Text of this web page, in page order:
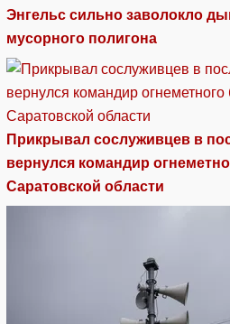
Энгельс сильно заволокло
мусорного полигона
Прикрывал сослуживцев в
вернулся командир
Саратовской области